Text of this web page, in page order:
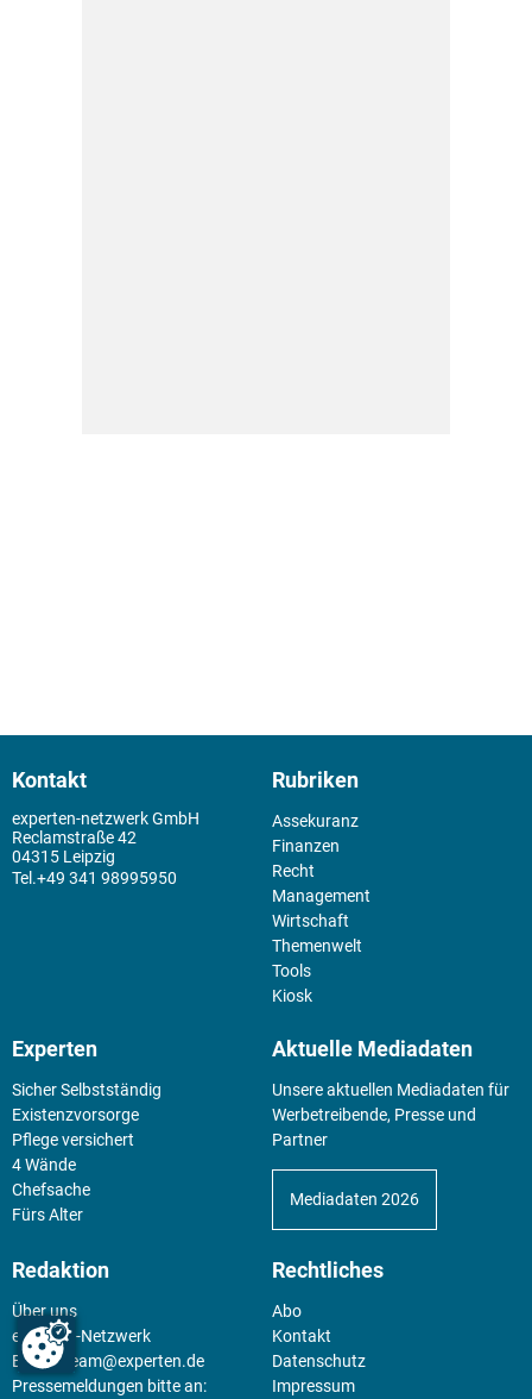
Kontakt
experten-netzwerk GmbH
Reclamstraße 42
04315 Leipzig
+49 341 98995950
Rubriken
Assekuranz
Finanzen
Recht
Management
Wirtschaft
Themenwelt
Tools
Kiosk
Experten
Sicher Selbstständig
Existenz­vorsorge
Pflege versichert
4 Wände
Chefsache
Fürs Alter
Aktuelle Mediadaten
Unsere aktuellen Mediadaten für
Werbetreibende, Presse und
Partner
Mediadaten 2026
Redaktion
Über uns
experten-Netzwerk
E-Mail:
team@experten.de
Pressemeldungen bitte an:
Rechtliches
Abo
Kontakt
Datenschutz
Impressum